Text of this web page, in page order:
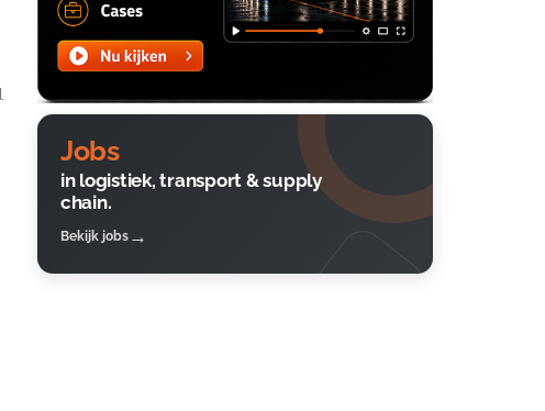
Jobs
in logistiek, transport & supply
chain.
Bekijk jobs